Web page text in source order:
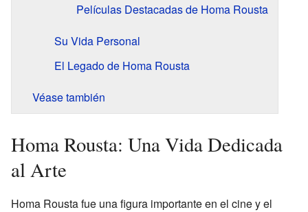
Películas Destacadas de Homa Rousta
Su Vida Personal
El Legado de Homa Rousta
Véase también
Homa Rousta: Una Vida Dedicada
al Arte
Homa Rousta fue una figura importante en el cine y el